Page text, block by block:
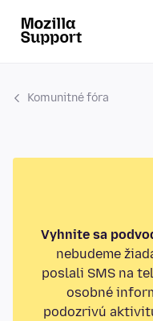
Komunitné fóra
Vyhnite sa
nebudeme
poslali SMS na
osobné
podozrivú